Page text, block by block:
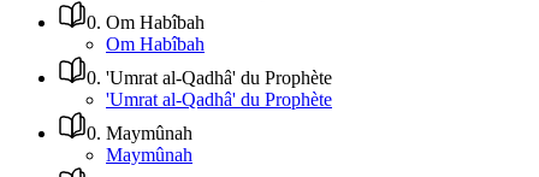
0. Om Habîbah
Om Habîbah
0. 'Umrat al-Qadhâ' du Prophète
'Umrat al-Qadhâ' du Prophète
0. Maymûnah
Maymûnah